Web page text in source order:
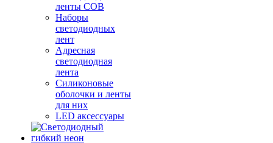
ленты COB
Наборы
светодиодных
лент
Адресная
светодиодная
лента
Силиконовые
оболочки и ленты
для них
LED аксессуары